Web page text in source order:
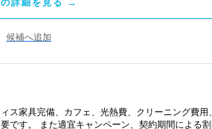
詳細を見る →
候補へ追加
ス家具完備、カフェ、光熱費、クリーニング費用
です。 また適宜キャンペーン、契約期間による割